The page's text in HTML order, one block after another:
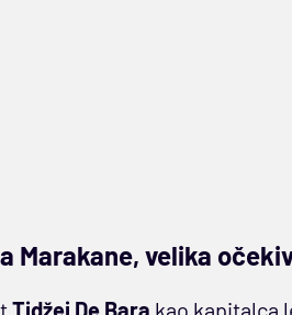
Marakane, velika
Tidžej De Bara kao kapitalca